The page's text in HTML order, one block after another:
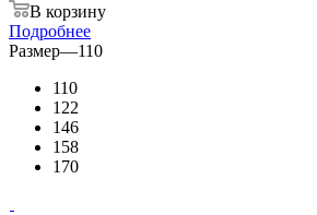
В корзину
Подробнее
Размер—110
110
122
146
158
170